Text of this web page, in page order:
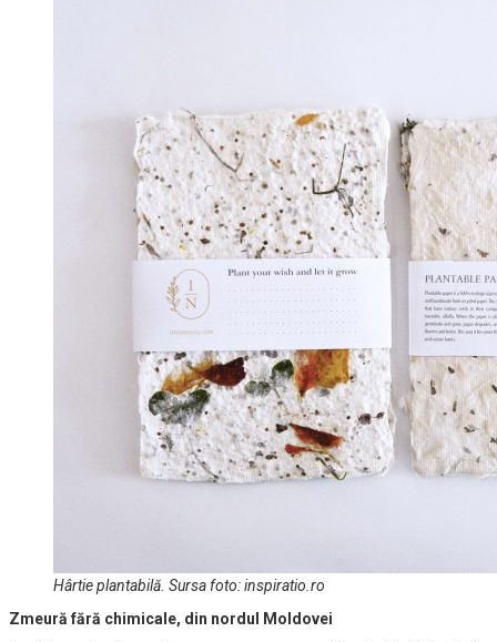
Hârtie plantabilă. Sursa foto: inspiratio.ro
Zmeură fără chimicale, din nordul Moldovei